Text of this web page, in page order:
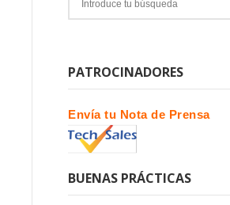
PATROCINADORES
Envía tu Nota de Prensa
BUENAS PRÁCTICAS